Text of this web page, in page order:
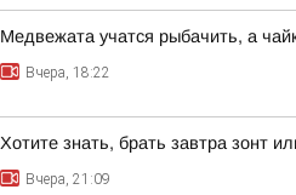
Медвежата учатся рыбачить, а
Вчера, 18:22
Хотите знать, брать завтра зонт
Вчера, 21:09